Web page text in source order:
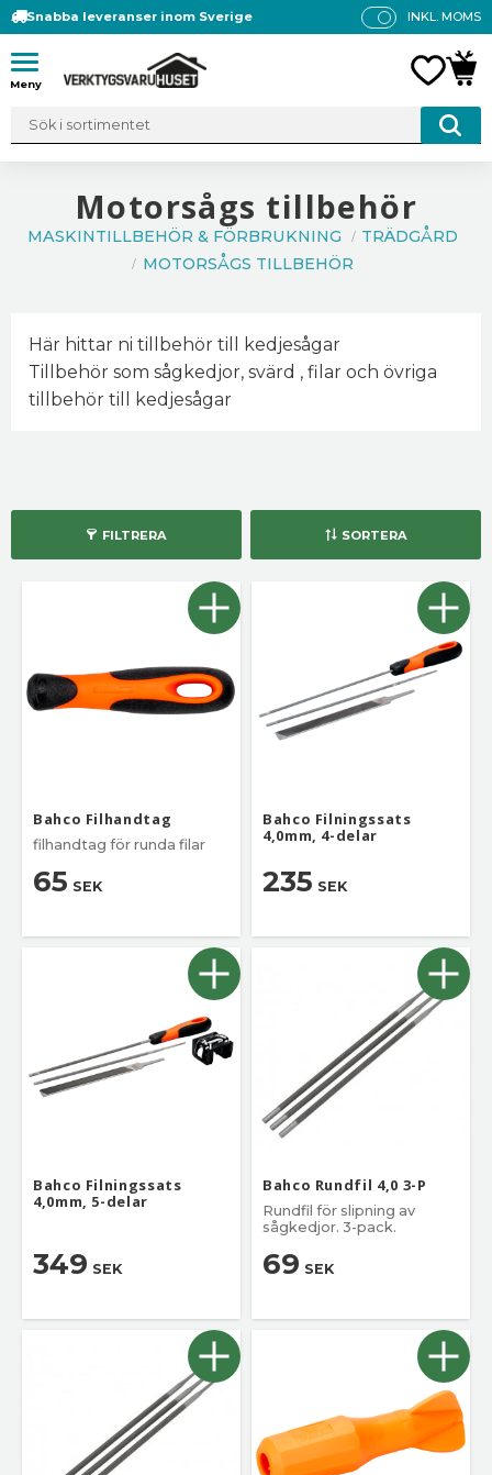
Meny
Snabba leveranser inom Sverige
P
V
A
S
INKL. MOMS
Motorsågs tillbehör
MASKINTILLBEHÖR & FÖRBRUKNING
TRÄDGÅRD
MOTORSÅGS TILLBEHÖR
Här hittar ni tillbehör till kedjesågar
Tillbehör som sågkedjor, svärd , filar och övriga
tillbehör till kedjesågar
FILTRERA SORTERA
Bahco Filhandtag
filhandtag för runda filar
65 SEK
Bahco Filningssats
4,0mm, 4-delar
235 SEK
Bahco Filningssats
4,0mm, 5-delar
349 SEK
Bahco Rundfil 4,0 3-P
Rundfil för slipning av
sågkedjor. 3-pack.
69 SEK